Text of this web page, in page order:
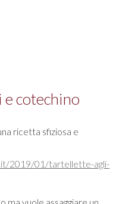
cotechino
ricetta sfiziosa e
2019/01/tartellette-agli-